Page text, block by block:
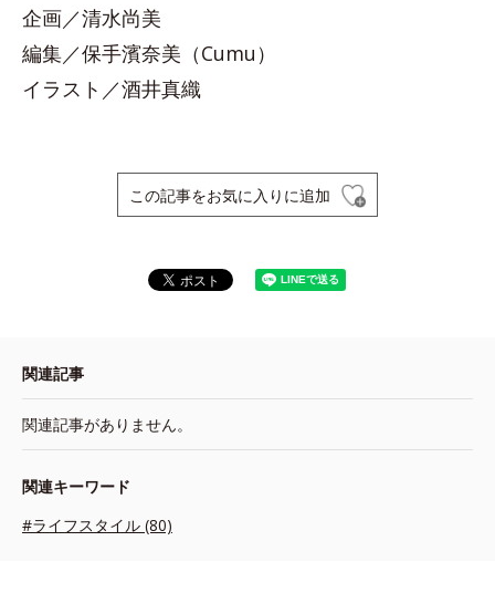
企画／清水尚美
編集／保手濱奈美（Cumu）
イラスト／酒井真織
この記事をお気に入りに追加
関連記事
関連記事がありません。
関連キーワード
#ライフスタイル (80)